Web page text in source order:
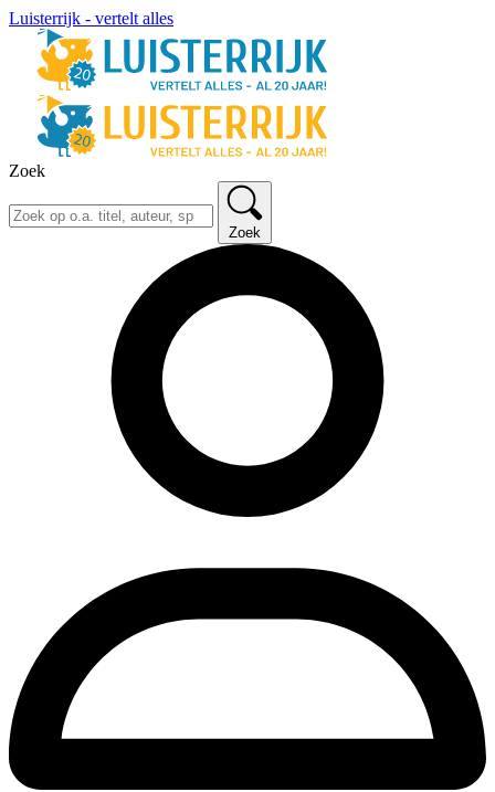
Luisterrijk - vertelt alles
Zoek
Zoek